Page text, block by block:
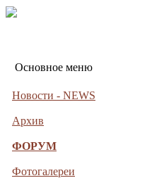
Основное меню
Новости - NEWS
Архив
ФОРУМ
Фотогалереи